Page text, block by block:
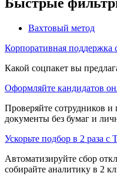
Вахтовый метод
Корпоративная поддержка
Какой соцпакет вы
Оформляйте кандидатов
Проверяйте сотрудников
документы без бумаг и
Ускорьте подбор в 2 раза с
Автоматизируйте сбор
собирайте аналитику в 2